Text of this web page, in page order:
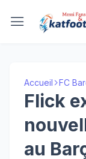
Accueil FC
Flick
au